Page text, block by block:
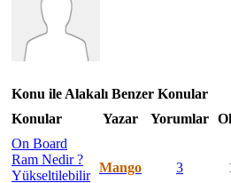
Konu ile Alakalı Benzer Konular
Konular
Yazar Yorumlar
On Board
Ram Nedir ?
Yükseltilebilir
Mango 3